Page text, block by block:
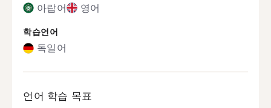
아랍어 영어
학습언어
독일어
언어 학습 목표